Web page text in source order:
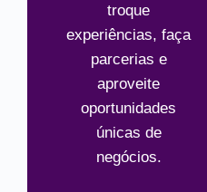
troque
experiências, faça
parcerias e
aproveite
oportunidades
únicas de
negócios.